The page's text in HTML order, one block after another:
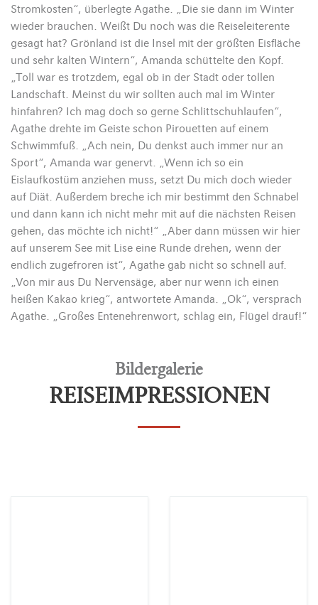
Stromkosten“, überlegte Agathe. „Die sie dann im Winter
wieder brauchen. Weißt Du noch was die Reiseleiterente
gesagt hat? Grönland ist die Insel mit der größten Eisfläche
und sehr kalten Wintern“, Amanda schüttelte den Kopf.
„Toll war es trotzdem, egal ob in der Stadt oder tollen
Landschaft. Meinst du wir sollten auch mal im Winter
hinfahren? Ich mag doch so gerne Schlittschuhlaufen“,
Agathe drehte im Geiste schon Pirouetten auf einem
Schwimmfuß. „Ach nein, Du denkst auch immer nur an
Sport“, Amanda war genervt. „Wenn ich so ein
Eislaufkostüm anziehen muss, setzt Du mich doch wieder
auf Diät. Außerdem breche ich mir bestimmt den Schnabel
und dann kann ich nicht mehr mit auf die nächsten Reisen
gehen, das möchte ich nicht!“ „Aber dann müssen wir hier
auf unserem See mit Lise eine Runde drehen, wenn der
endlich zugefroren ist“, Agathe gab nicht so schnell auf.
„Von mir aus Du Nervensäge, aber nur wenn ich einen
heißen Kakao krieg“, antwortete Amanda. „Ok“, versprach
Agathe. „Großes Entenehrenwort, schlag ein, Flügel drauf!“
Bildergalerie
REISEIMPRESSIONEN